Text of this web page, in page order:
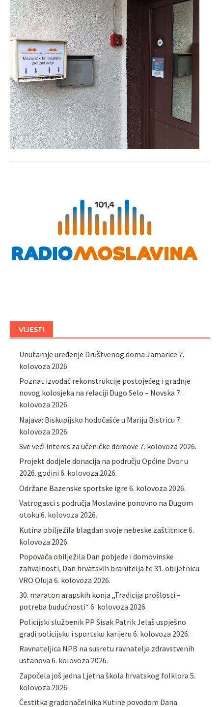
VIJESTI
Unutarnje uređenje Društvenog doma Jamarice 7.
kolovoza 2026.
Poznat izvođač rekonstrukcije postojećeg i gradnje
novog kolosjeka na relaciji Dugo Selo – Novska 7.
kolovoza 2026.
Najava: Biskupijsko hodočašće u Mariju Bistricu 7.
kolovoza 2026.
Sve veći interes za učeničke domove 7. kolovoza 2026.
Projekt dodjele donacija na području Općine Dvor u
2026. godini 6. kolovoza 2026.
Održane Bazenske sportske igre 6. kolovoza 2026.
Vatrogasci s područja Moslavine ponovno na Dugom
otoku 6. kolovoza 2026.
Kutina obilježila blagdan svoje nebeske zaštitnice 6.
kolovoza 2026.
Popovača obilježila Dan pobjede i domovinske
zahvalnosti, Dan hrvatskih branitelja te 31. obljetnicu
VRO Oluja 6. kolovoza 2026.
30. maraton arapskih konja „Tradicija prošlosti –
potreba budućnosti“ 6. kolovoza 2026.
Policijski službenik PP Sisak Patrik Jelaš uspješno
gradi policijsku i sportsku karijeru 6. kolovoza 2026.
Ravnateljica NPB na susretu ravnatelja zdravstvenih
ustanova 6. kolovoza 2026.
Započela još jedna Ljetna škola hrvatskog folklora 5.
kolovoza 2026.
Čestitka gradonačelnika Kutine povodom Dana